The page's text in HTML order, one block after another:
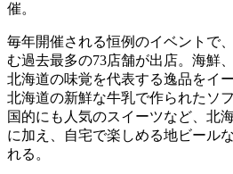
催。
毎年開催される恒例のイベントで
む過去最多の73店舗が出店。海鮮
北海道の味覚を代表する逸品をイ
北海道の新鮮な牛乳で作られたソ
国的にも人気のスイーツなど、北
に加え、自宅で楽しめる地ビール
れる。